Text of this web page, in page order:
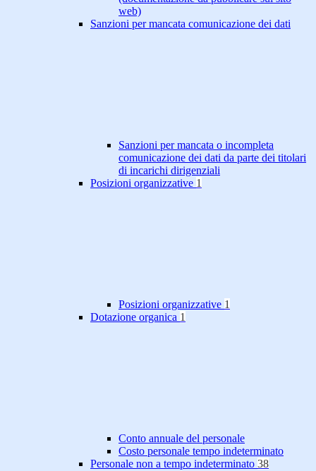
web)
Sanzioni per mancata comunicazione dei dati
Sanzioni per mancata o incompleta
comunicazione dei dati da parte dei titolari
di incarichi dirigenziali
Posizioni organizzative 1
Posizioni organizzative 1
Dotazione organica 1
Conto annuale del personale
Costo personale tempo indeterminato
Personale non a tempo indeterminato 38